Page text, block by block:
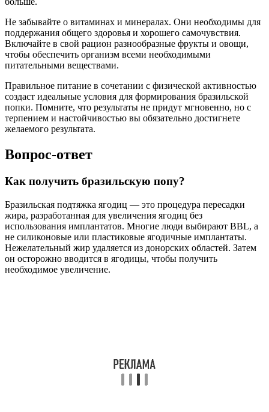
Не забывайте о витаминах и минералах. Они необходимы для
поддержания общего здоровья и хорошего самочувствия.
Включайте в свой рацион разнообразные фрукты и овощи,
чтобы обеспечить организм всеми необходимыми
питательными веществами.
Правильное питание в сочетании с физической активностью
создаст идеальные условия для формирования бразильской
попки. Помните, что результаты не придут мгновенно, но с
терпением и настойчивостью вы обязательно достигнете
желаемого результата.
Вопрос-ответ
Как получить бразильскую попу?
Бразильская подтяжка ягодиц — это процедура пересадки
жира, разработанная для увеличения ягодиц без
использования имплантатов. Многие люди выбирают BBL, а
не силиконовые или пластиковые ягодичные имплантаты.
Нежелательный жир удаляется из донорских областей. Затем
он осторожно вводится в ягодицы, чтобы получить
необходимое увеличение.